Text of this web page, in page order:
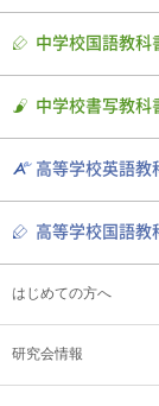
Webコラム【大島希
にあるもの②」を掲
2022年7月29日 中
【English Coffee
2021年11月1日 中
【English Coffee
2021年9月8日 中学
【English Coffee
中学校国語教科
中学校書写教科
高等学校英語教
高等学校国語教
はじめての方へ
研究会情報